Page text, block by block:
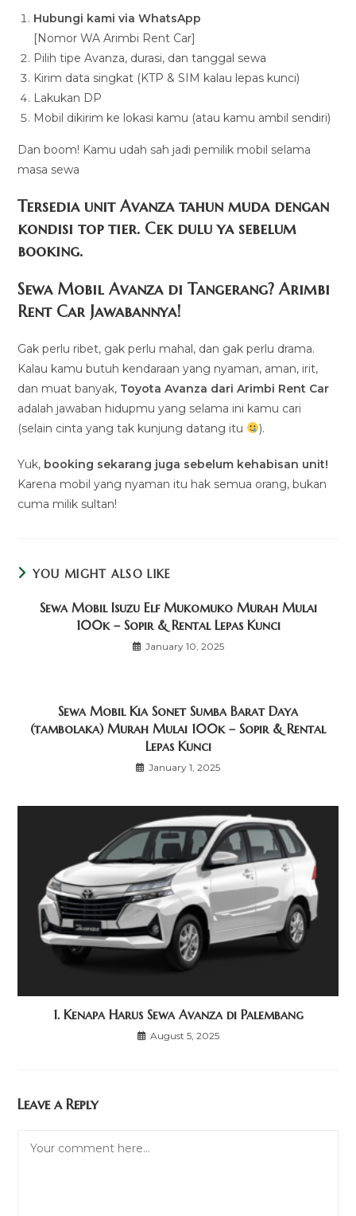
Hubungi kami via WhatsApp
[Nomor WA Arimbi Rent Car]
Pilih tipe Avanza, durasi, dan tanggal sewa
Kirim data singkat (KTP & SIM kalau lepas kunci)
Lakukan DP
Mobil dikirim ke lokasi kamu (atau kamu ambil sendiri)
Dan boom! Kamu udah sah jadi pemilik mobil selama
masa sewa
Tersedia unit Avanza tahun muda dengan
kondisi top tier. Cek dulu ya sebelum
booking.
Sewa Mobil Avanza di Tangerang? Arimbi
Rent Car Jawabannya!
Gak perlu ribet, gak perlu mahal, dan gak perlu drama.
Kalau kamu butuh kendaraan yang nyaman, aman, irit,
dan muat banyak, Toyota Avanza dari Arimbi Rent Car
adalah jawaban hidupmu yang selama ini kamu cari
(selain cinta yang tak kunjung datang itu
).
Yuk, booking sekarang juga sebelum kehabisan unit!
Karena mobil yang nyaman itu hak semua orang, bukan
cuma milik sultan!
YOU MIGHT ALSO LIKE
Sewa Mobil Isuzu Elf Mukomuko Murah Mulai
100k – Sopir & Rental Lepas Kunci
January 10, 2025
Sewa Mobil Kia Sonet Sumba Barat Daya
(tambolaka) Murah Mulai 100k – Sopir & Rental
Lepas Kunci
January 1, 2025
1. Kenapa Harus Sewa Avanza di Palembang
August 5, 2025
Leave a Reply